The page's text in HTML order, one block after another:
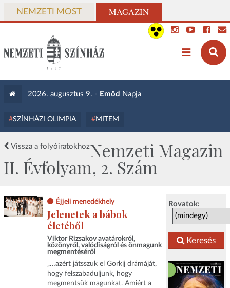
NEMZETI MOST MAGAZIN
2026. augusztus 9. - Emőd Napja
SZÍNHÁZI OLIMPIA MITEM
Vissza a folyóiratokhozNemzeti Magazin
II. Évfolyam, 2. Szám
Rovatok:
Keresés
Éjjeli menedékhely
Jelenetek a bábok
életéből
Viktor Rizsakov avatárokról,
közönyről, valódiságról és önmagunk
megmentéséről
„…azért játsszuk el Gorkij drámáját,
hogy felszabaduljunk, hogy
megmentsük magunkat. Amiért a